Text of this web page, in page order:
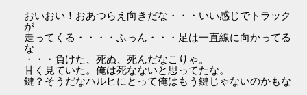
おいおい！おあつらえ向きだな・・・いい感じでトラック
が
走ってくる・・・・ふっん・・・足は一直線に向かってる
な
・・・負けた、死ぬ、死んだなこりゃ。
甘く見ていた。俺は死なないと思ってたな。
鍵？そうだなハルヒにとって俺はもう鍵じゃないのかもな